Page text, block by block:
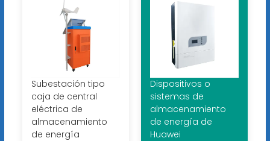
Subestación tipo
caja de central
eléctrica de
almacenamiento
de energía
Dispositivos o
sistemas de
almacenamiento
de energía de
Huawei